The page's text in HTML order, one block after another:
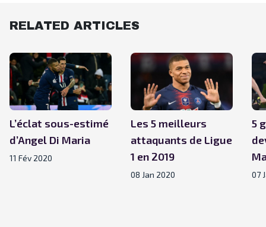
RELATED ARTICLES
L’éclat sous-estimé
d’Angel Di Maria
11 Fév 2020
Les 5 meilleurs
attaquants de Ligue
1 en 2019
08 Jan 2020
5
07